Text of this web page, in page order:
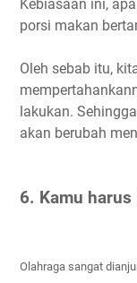
Kebiasaan ini,
porsi makan
Oleh sebab itu,
lakukan.
akan berubah
6. Kamu
Olahraga sangat